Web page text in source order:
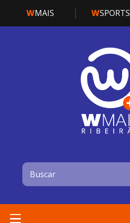
WMAIS WSPORTS